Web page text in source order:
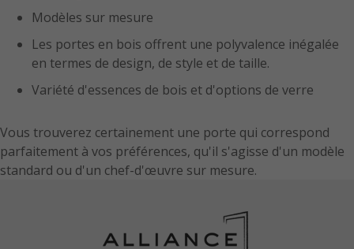
Modèles sur mesure
Les portes en bois offrent une polyvalence inégalée
en termes de design, de style et de taille.
Variété d'essences de bois et d'options de verre
Vous trouverez certainement une porte qui correspond
parfaitement à vos préférences, qu'il s'agisse d'un modèle
standard ou d'un chef-d'œuvre sur mesure.